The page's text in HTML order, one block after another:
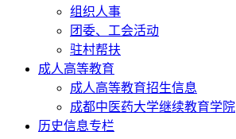
组织人事
团委、工会活动
驻村帮扶
成人高等教育
成人高等教育招生信息
成都中医药大学继续教育学院
历史信息专栏